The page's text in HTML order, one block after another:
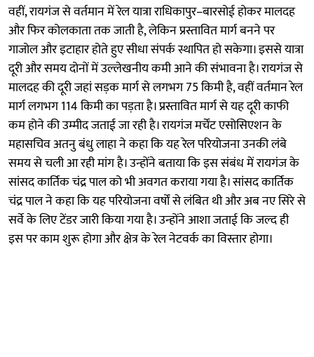
वहीं, रायगंज से वर्तमान में रेल यात्रा राधिकापुर–बारसोई होकर मालदह
और फिर कोलकाता तक जाती है, लेकिन प्रस्तावित मार्ग बनने पर
गाजोल और इटाहार होते हुए सीधा संपर्क स्थापित हो सकेगा। इससे यात्रा
दूरी और समय दोनों में उल्लेखनीय कमी आने की संभावना है। रायगंज से
मालदह की दूरी जहां सड़क मार्ग से लगभग 75 किमी है, वहीं वर्तमान रेल
मार्ग लगभग 114 किमी का पड़ता है। प्रस्तावित मार्ग से यह दूरी काफी
कम होने की उम्मीद जताई जा रही है। रायगंज मर्चेंट एसोसिएशन के
महासचिव अतनु बंधु लाहा ने कहा कि यह रेल परियोजना उनकी लंबे
समय से चली आ रही मांग है। उन्होंने बताया कि इस संबंध में रायगंज के
सांसद कार्तिक चंद्र पाल को भी अवगत कराया गया है। सांसद कार्तिक
चंद्र पाल ने कहा कि यह परियोजना वर्षों से लंबित थी और अब नए सिरे से
सर्वे के लिए टेंडर जारी किया गया है। उन्होंने आशा जताई कि जल्द ही
इस पर काम शुरू होगा और क्षेत्र के रेल नेटवर्क का विस्तार होगा।